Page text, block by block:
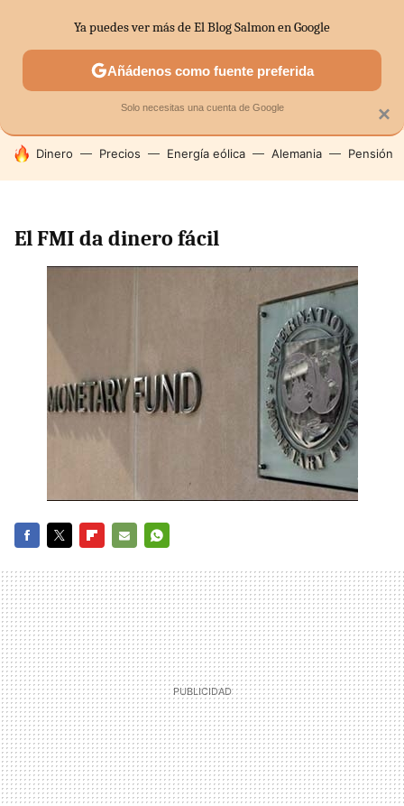
SECTORES ECONOMÍA DOMÉSTICA MERCADOS
HOY SE HABLA DE
Dinero Precios Energía eólica Alemania Pensión
El FMI da dinero fácil
MAIL
×
Ya puedes ver más de El Blog Salmon en Google
Añádenos como fuente preferida
Solo necesitas una cuenta de Google